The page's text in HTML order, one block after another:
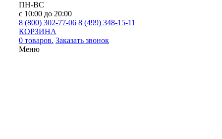
ПН-ВС
с 10:00 до 20:00
8 (800) 302-77-06 8 (499) 348-15-11
КОРЗИНА
0 товаров. Заказать звонок
Меню